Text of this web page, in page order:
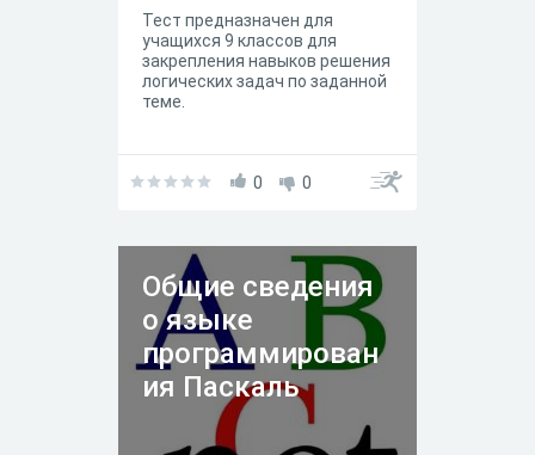
Тест предназначен для
учащихся 9 классов для
закрепления навыков решения
логических задач по заданной
теме.
0 0
Общие сведения
о языке
программирован
ия Паскаль